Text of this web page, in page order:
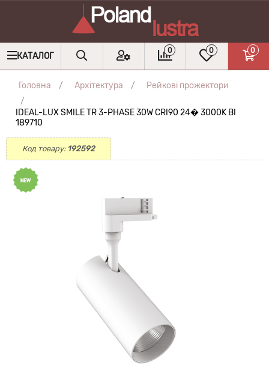
КАТАЛОГ
0 0 0
Головна Архітектура Рейкові прожектори
IDEAL-LUX SMILE TR 3-PHASE 30W CRI90 24� 3000K BI
189710
Код товару: 192592